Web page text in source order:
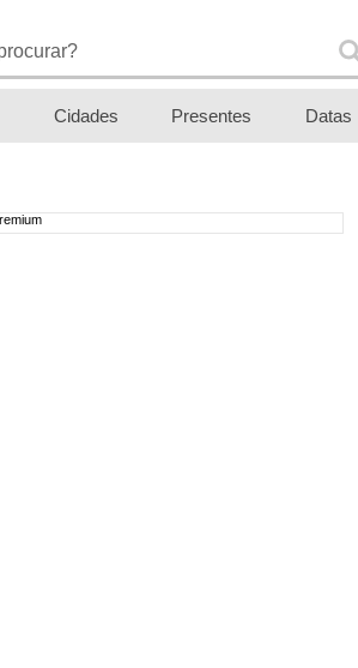
Cidades Presentes Datas